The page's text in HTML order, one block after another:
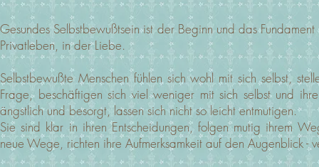
Gesundes Selbstbewußtsein ist der Beginn und das
Privatleben, in der Liebe.
Selbstbewußte Menschen fühlen sich wohl mit sich selbst,
Frage, beschäftigen sich viel weniger mit sich selbst und
ängstlich und besorgt, lassen sich nicht so leicht entmutigen.
Sie sind klar in ihren Entscheidungen, folgen mutig ihrem
neue Wege, richten ihre Aufmerksamkeit auf den Augenblick -